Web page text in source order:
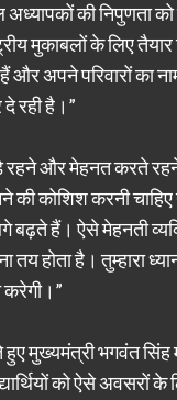
की निपुणता को
मुकाबलों के लिए
और अपने परिवारों का
रही है।”
रहने और मेहनत करते
कोशिश करनी
बढ़ते हैं। ऐसे मेहनती
होता है। तुम्हारा
करेगी।”
मुख्यमंत्री भगवंत
को ऐसे